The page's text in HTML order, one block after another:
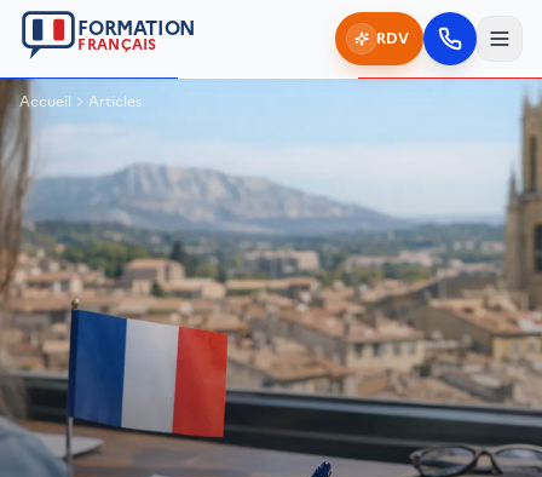
FORMATION
FRANÇAIS RDV
Accueil Articles